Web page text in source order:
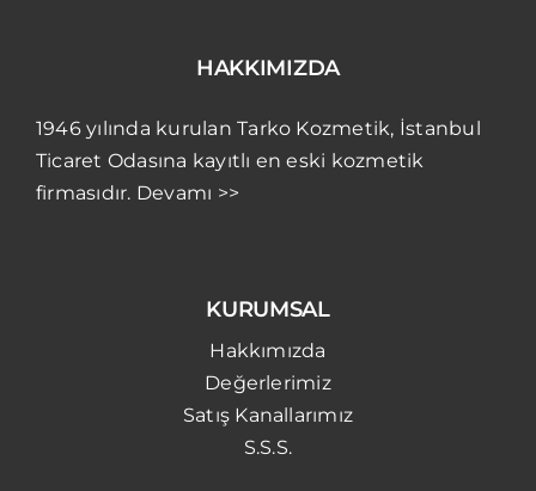
HAKKIMIZDA
1946 yılında kurulan Tarko Kozmetik, İstanbul
Ticaret Odasına kayıtlı en eski kozmetik
firmasıdır. Devamı >>
KURUMSAL
Hakkımızda
Değerlerimiz
Satış Kanallarımız
S.S.S.